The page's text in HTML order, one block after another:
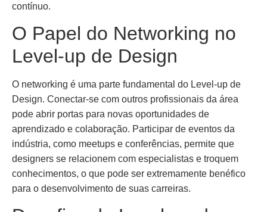
contínuo.
O Papel do Networking no
Level-up de Design
O networking é uma parte fundamental do Level-up de
Design. Conectar-se com outros profissionais da área
pode abrir portas para novas oportunidades de
aprendizado e colaboração. Participar de eventos da
indústria, como meetups e conferências, permite que
designers se relacionem com especialistas e troquem
conhecimentos, o que pode ser extremamente benéfico
para o desenvolvimento de suas carreiras.